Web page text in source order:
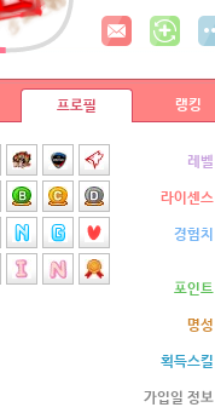
프로필 랭킹
레벨
라이센스
경험치
포인트
명성
획득스킬
가입일 정보